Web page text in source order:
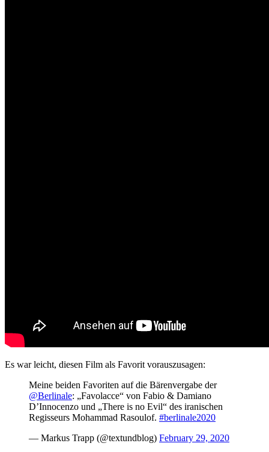
Es war leicht, diesen Film als Favorit vorauszusagen:
Meine beiden Favoriten auf die Bärenvergabe der
@Berlinale: „Favolacce“ von Fabio & Damiano
D’Innocenzo und „There is no Evil“ des iranischen
Regisseurs Mohammad Rasoulof. #berlinale2020
— Markus Trapp (@textundblog) February 29, 2020